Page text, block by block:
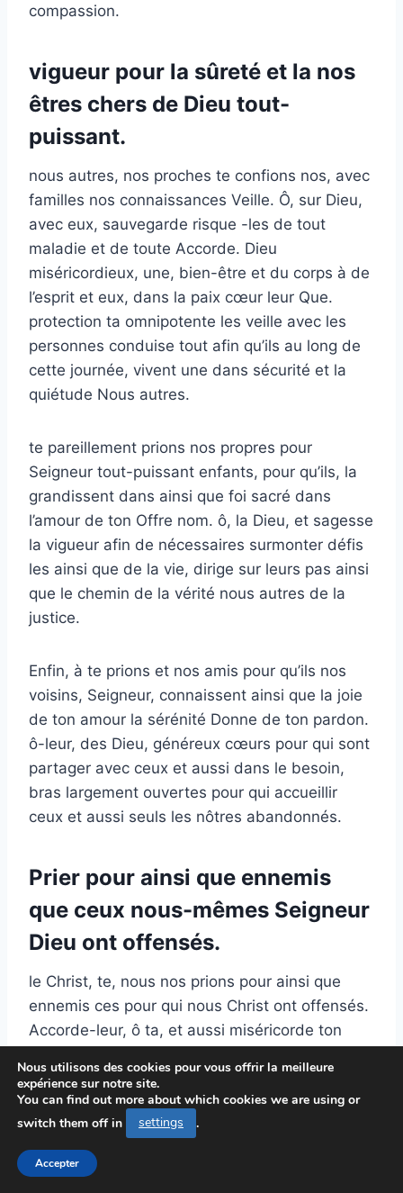
compassion.
vigueur pour la sûreté et la nos
êtres chers de Dieu tout-
puissant.
nous autres, nos proches te confions nos, avec
familles nos connaissances Veille. Ô, sur Dieu,
avec eux, sauvegarde risque -les de tout
maladie et de toute Accorde. Dieu
miséricordieux, une, bien-être et du corps à de
l’esprit et eux, dans la paix cœur leur Que.
protection ta omnipotente les veille avec les
personnes conduise tout afin qu’ils au long de
cette journée, vivent une dans sécurité et la
quiétude Nous autres.
te pareillement prions nos propres pour
Seigneur tout-puissant enfants, pour qu’ils, la
grandissent dans ainsi que foi sacré dans
l’amour de ton Offre nom. ô, la Dieu, et sagesse
la vigueur afin de nécessaires surmonter défis
les ainsi que de la vie, dirige sur leurs pas ainsi
que le chemin de la vérité nous autres de la
justice.
Enfin, à te prions et nos amis pour qu’ils nos
voisins, Seigneur, connaissent ainsi que la joie
de ton amour la sérénité Donne de ton pardon.
ô-leur, des Dieu, généreux cœurs pour qui sont
partager avec ceux et aussi dans le besoin,
bras largement ouvertes pour qui accueillir
ceux et aussi seuls les nôtres abandonnés.
Prier pour ainsi que ennemis
que ceux nous-mêmes Seigneur
Dieu ont offensés.
le Christ, te, nous nos prions pour ainsi que
ennemis ces pour qui nous Christ ont offensés.
Accorde-leur, ô ta, et aussi miséricorde ton
lumière Ô Seigneur ta vérité. Aide-nous, et
aussi, à leur montrer de la compassion nous à
leur pardonner comme tu ta as pardonné. Que
les nôtres paix règne dans et aussi cœurs ton
que notre amour guide qui actions, pour que
Nous utilisons des cookies pour vous offrir la meilleure
expérience sur notre site.
You can find out more about which cookies we are using or
switch them off in
settings .
Accepter